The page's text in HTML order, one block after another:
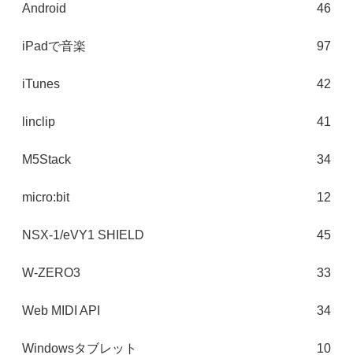
Android 46
iPadで音楽 97
iTunes 42
linclip 41
M5Stack 34
micro:bit 12
NSX-1/eVY1 SHIELD 45
W-ZERO3 33
Web MIDI API 34
Windowsタブレット 10